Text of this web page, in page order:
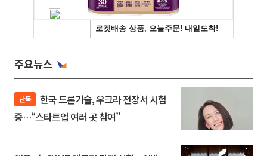
주요뉴스
단독
중…“스타트업 여러 곳 참여”